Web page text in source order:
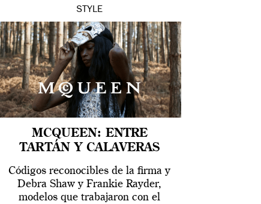
STYLE
MCQUEEN: ENTRE
TARTÁN Y CALAVERAS
Códigos reconocibles de la firma y
Debra Shaw y Frankie Rayder,
modelos que trabajaron con el